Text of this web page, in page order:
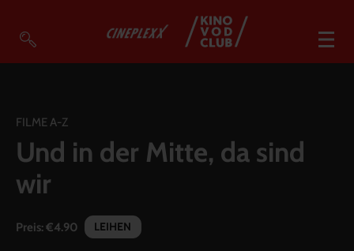
Gutscheine
Account
FILME A-Z
Und in der Mitte, da sind
wir
Preis:€4.90 LEIHEN